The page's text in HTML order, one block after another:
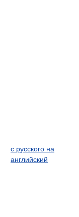
с русского на
английский